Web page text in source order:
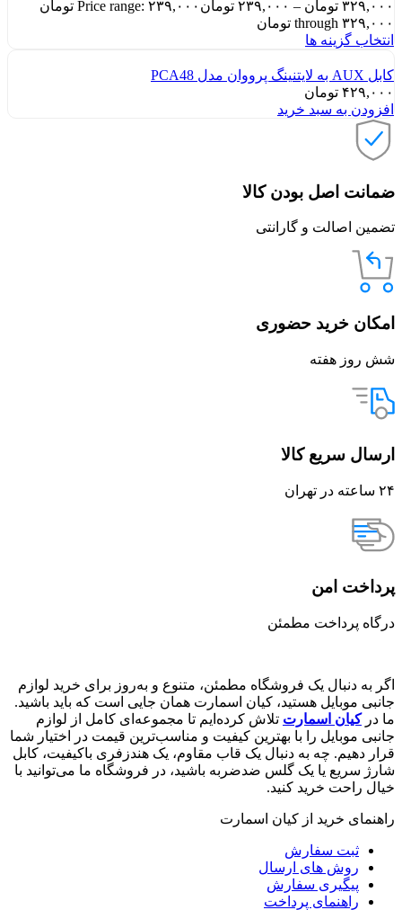
۳۲۹,۰۰۰ تومان – ۲۳۹,۰۰۰ تومان
Price range: ۲۳۹,۰۰۰ تومان
through ۳۲۹,۰۰۰ تومان
انتخاب گزینه ها
کابل AUX به لایتنینگ پرووان مدل PCA48
۴۲۹,۰۰۰ تومان
افزودن به سبد خرید
ضمانت اصل بودن کالا
تضمین اصالت و گارانتی
امکان خرید حضوری
شش روز هفته
ارسال سریع کالا
۲۴ ساعته در تهران
پرداخت امن
درگاه پرداخت مطمئن
اگر به دنبال یک فروشگاه مطمئن، متنوع و به‌روز برای خرید لوازم
جانبی موبایل هستید، کیان اسمارت همان جایی است که باید باشید.
ما درکیان اسمارت تلاش کرده‌ایم تا مجموعه‌ای کامل از لوازم
جانبی موبایل را با بهترین کیفیت و مناسب‌ترین قیمت در اختیار شما
قرار دهیم. چه به دنبال یک قاب مقاوم، یک هندزفری باکیفیت، کابل
شارژ سریع یا یک گلس ضدضربه باشید، در فروشگاه ما می‌توانید با
خیال راحت خرید کنید.
راهنمای خرید از کیان اسمارت
ثبت سفارش
روش‌ های ارسال
پیگیری سفارش
راهنمای پرداخت